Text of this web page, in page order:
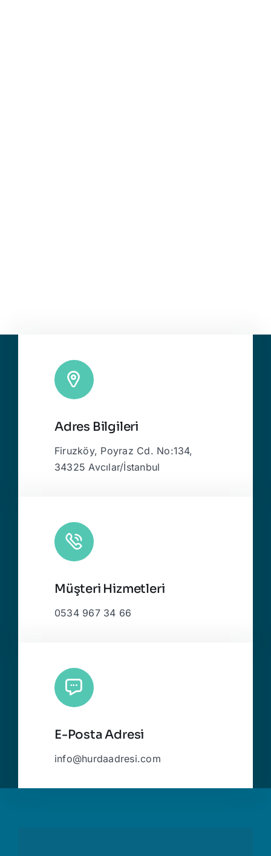
Adres Bilgileri
Firuzköy, Poyraz Cd. No:134,
34325 Avcılar/İstanbul
Müşteri Hizmetleri
0534 967 34 66
E-Posta Adresi
info@hurdaadresi.com